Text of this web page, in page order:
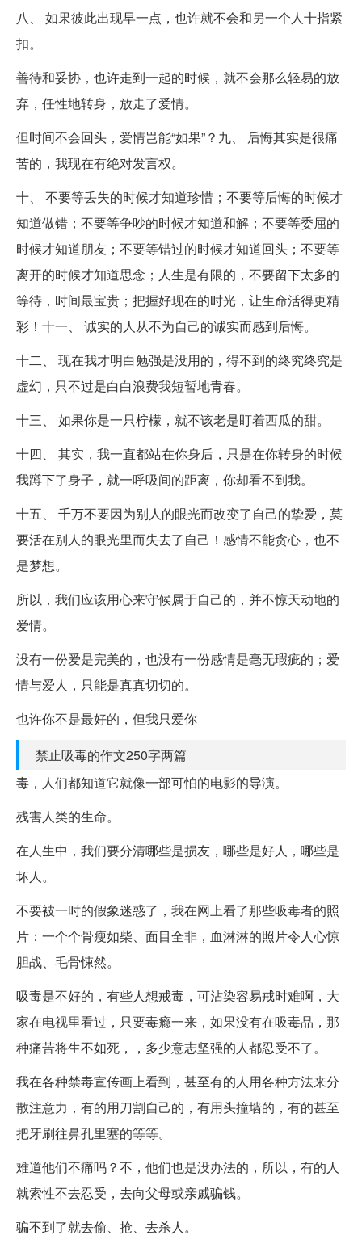
八、 如果彼此出现早一点，也许就不会和另一个人十指紧
扣。
善待和妥协，也许走到一起的时候，就不会那么轻易的放
弃，任性地转身，放走了爱情。
但时间不会回头，爱情岂能“如果”？九、 后悔其实是很痛
苦的，我现在有绝对发言权。
十、 不要等丢失的时候才知道珍惜；不要等后悔的时候才
知道做错；不要等争吵的时候才知道和解；不要等委屈的
时候才知道朋友；不要等错过的时候才知道回头；不要等
离开的时候才知道思念；人生是有限的，不要留下太多的
等待，时间最宝贵；把握好现在的时光，让生命活得更精
彩！十一、 诚实的人从不为自己的诚实而感到后悔。
十二、 现在我才明白勉强是没用的，得不到的终究终究是
虚幻，只不过是白白浪费我短暂地青春。
十三、 如果你是一只柠檬，就不该老是盯着西瓜的甜。
十四、 其实，我一直都站在你身后，只是在你转身的时候
我蹲下了身子，就一呼吸间的距离，你却看不到我。
十五、 千万不要因为别人的眼光而改变了自己的挚爱，莫
要活在别人的眼光里而失去了自己！感情不能贪心，也不
是梦想。
所以，我们应该用心来守候属于自己的，并不惊天动地的
爱情。
没有一份爱是完美的，也没有一份感情是毫无瑕疵的；爱
情与爱人，只能是真真切切的。
也许你不是最好的，但我只爱你
禁止吸毒的作文250字两篇
毒，人们都知道它就像一部可怕的电影的导演。
残害人类的生命。
在人生中，我们要分清哪些是损友，哪些是好人，哪些是
坏人。
不要被一时的假象迷惑了，我在网上看了那些吸毒者的照
片：一个个骨瘦如柴、面目全非，血淋淋的照片令人心惊
胆战、毛骨悚然。
吸毒是不好的，有些人想戒毒，可沾染容易戒时难啊，大
家在电视里看过，只要毒瘾一来，如果没有在吸毒品，那
种痛苦将生不如死，，多少意志坚强的人都忍受不了。
我在各种禁毒宣传画上看到，甚至有的人用各种方法来分
散注意力，有的用刀割自己的，有用头撞墙的，有的甚至
把牙刷往鼻孔里塞的等等。
难道他们不痛吗？不，他们也是没办法的，所以，有的人
就索性不去忍受，去向父母或亲戚骗钱。
骗不到了就去偷、抢、去杀人。